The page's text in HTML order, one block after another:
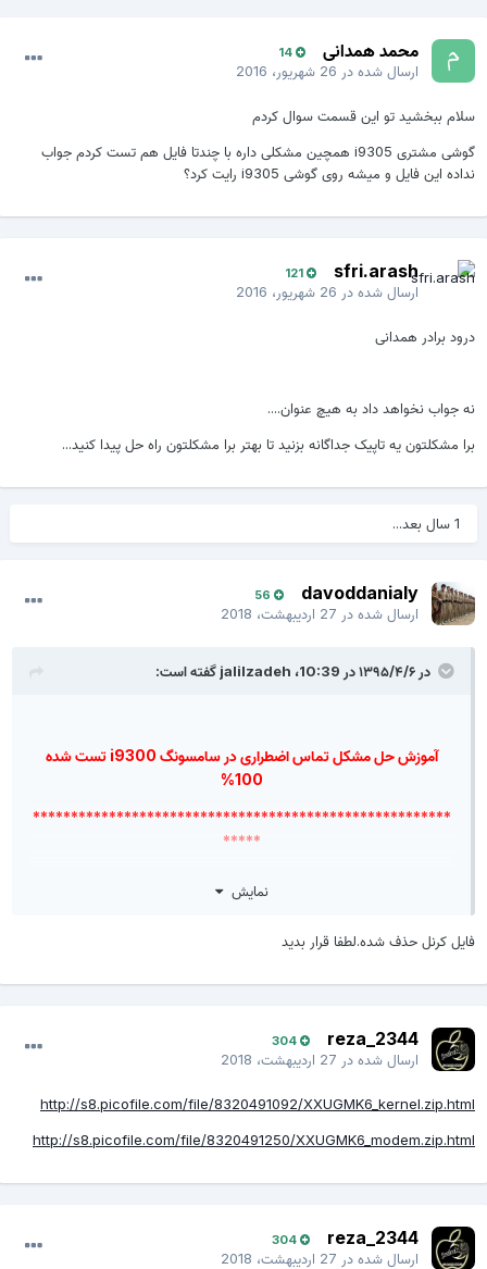
محمد همدانی 14
ارسال شده در26 شهریور، 2016
سلام ببخشید تو این قسمت سوال کردم
گوشی مشتری i9305 همچین مشکلی داره با چندتا فایل هم تست کردم جواب
نداده این فایل و میشه روی گوشی i9305 رایت کرد؟
sfri.arash
121
ارسال شده در26 شهریور، 2016
درود برادر همدانی
نه جواب نخواهد داد به هیچ عنوان....
برا مشکلتون یه تاپیک جداگانه بزنید تا بهتر برا مشکلتون راه حل پیدا کنید...
davoddanialy
56
ارسال شده در27 اردیبهشت، 2018
در ۱۳۹۵/۴/۶ در 10:39، jalilzadehگفته است:
آموزش حل مشکل تماس اضطراری در سامسونگ i9300 تست شده
100%
*******************************************************
*****
این آموزش قبلا در انجمن مطرح شده ولی هر یک از اساتید روشی پیشنهاد
که حتما با اون روشها هم این مشکل قابل حل است،
ولی این روش خیلی آسان و سریع جواب میدهد.
اضطراری
نمایش
فایل کرنل حذف شده.لطفا قرار بدید
reza_2344
304
ارسال شده در27 اردیبهشت، 2018
http://s8.picofile.com/file/8320491092/XXUGMK6_kernel.zip.html
http://s8.picofile.com/file/8320491250/XXUGMK6_modem.zip.html
reza_2344
304
ارسال شده در27 اردیبهشت، 2018